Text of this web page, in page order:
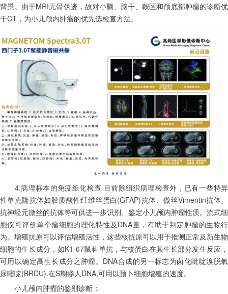
背景。由于MRI无骨伪迹，故对小脑、脑干、鞍区和颅底部肿瘤的诊断优
于CT，为小儿颅内肿瘤的优先选检查方法。
4.病理标本的免疫组化检查 目前除组织病理检查外，已有一些特异
性单克隆抗体如胶质酸性纤维丝蛋白(GFAP)抗体、傲丝Vimentin抗体、
抗神经元微丝的抗体等可供进一步识别、鉴定小儿颅内肿瘤性质。流式细
胞仪可评价单个瘤细胞的理化特性及DNA量，有助于判定肿瘤的生物行
为。增殖抗原可以评估增殖活性，这些核抗原可以用于推测正常及新生物
细胞的生长成分，如K1-67鼠科单抗，与核蛋白在其生长部分发生反应，
可用以确定高生长成分之肿瘤。DNA合成的另一标志为卤化呲啶溴脱氧
尿嘧啶(BRDU).在S期掺人DNA,可用以预卜细胞增殖的速度。
小儿颅内肿瘤的鉴别诊断：